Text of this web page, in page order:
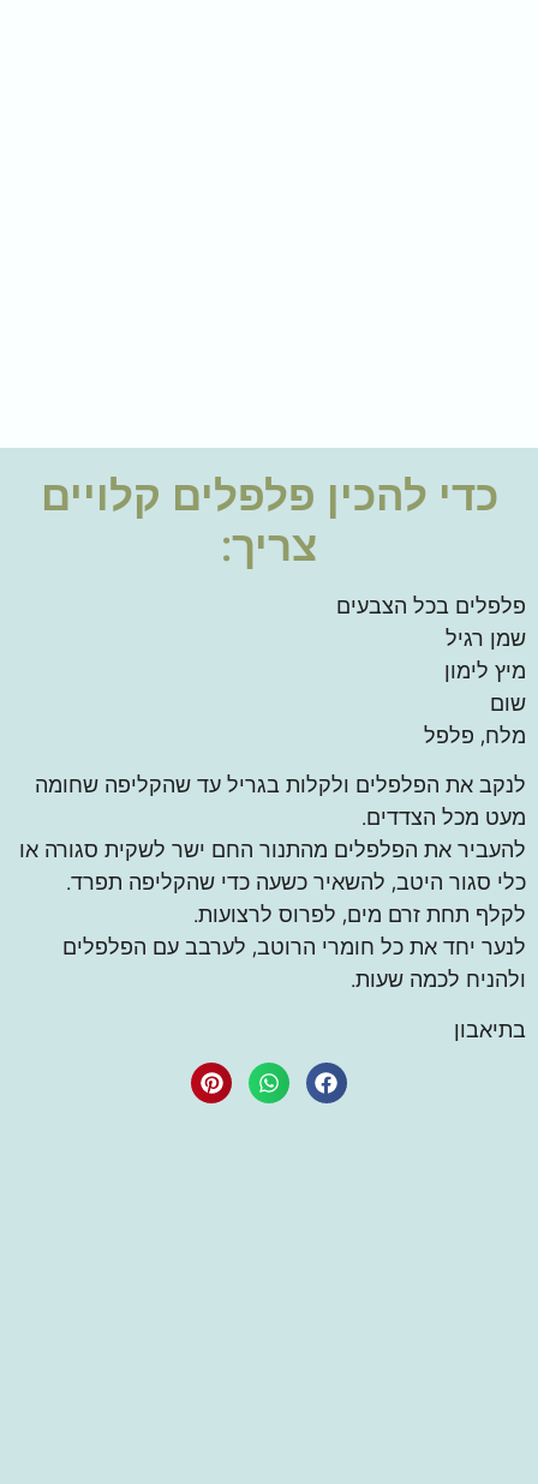
כדי להכין פלפלים קלויים
צריך:
פלפלים בכל הצבעים
שמן רגיל
מיץ לימון
שום
מלח, פלפל
לנקב את הפלפלים ולקלות בגריל עד שהקליפה שחומה
מעט מכל הצדדים.
להעביר את הפלפלים מהתנור החם ישר לשקית סגורה או
כלי סגור היטב, להשאיר כשעה כדי שהקליפה תפרד.
לקלף תחת זרם מים, לפרוס לרצועות.
לנער יחד את כל חומרי הרוטב, לערבב עם הפלפלים
ולהניח לכמה שעות.
בתיאבון